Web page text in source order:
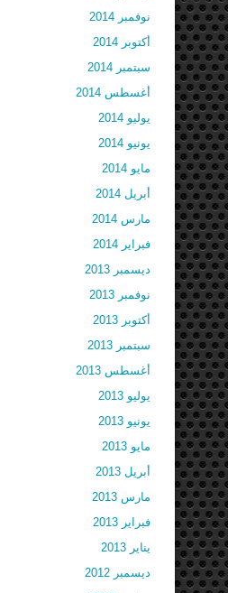
نوفمبر 2014
أكتوبر 2014
سبتمبر 2014
أغسطس 2014
يوليو 2014
يونيو 2014
مايو 2014
أبريل 2014
مارس 2014
فبراير 2014
ديسمبر 2013
نوفمبر 2013
أكتوبر 2013
سبتمبر 2013
أغسطس 2013
يوليو 2013
يونيو 2013
مايو 2013
أبريل 2013
مارس 2013
فبراير 2013
يناير 2013
ديسمبر 2012